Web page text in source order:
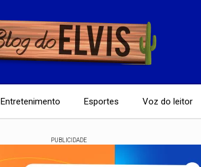
Entretenimento Esportes Voz do leitor
PUBLICIDADE